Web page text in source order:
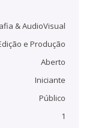
& AudioVisual
e Produção
Aberto
Iniciante
Público
1